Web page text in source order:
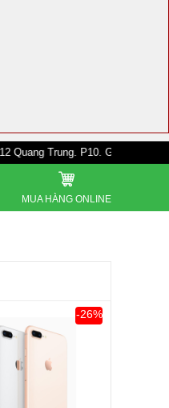
P10. Gò Vấp - 528A Trường
MUA HÀNG ONLINE
Khách Hàng
-26%